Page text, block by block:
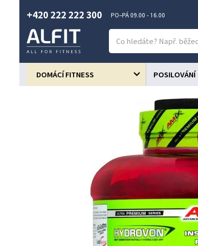
+420 222 222 300 PO–PÁ 09.00 - 16.00
DOMÁCÍ FITNESS POSILOVÁNÍ